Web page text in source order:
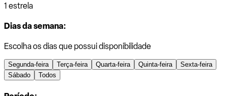
1 estrela
Dias da semana:
Escolha os dias que possui disponibilidade
Segunda-feira Terça-feira Quarta-feira Quinta-feira
Sexta-feira
Sábado
Todos